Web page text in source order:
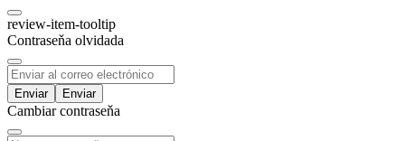
review-item-tooltip
Contraseňa olvidada
Enviar
Cambiar contraseňa